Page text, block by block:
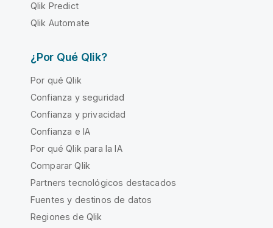
Qlik Predict
Qlik Automate
¿Por Qué Qlik?
Por qué Qlik
Confianza y seguridad
Confianza y privacidad
Confianza e IA
Por qué Qlik para la IA
Comparar Qlik
Partners tecnológicos destacados
Fuentes y destinos de datos
Regiones de Qlik